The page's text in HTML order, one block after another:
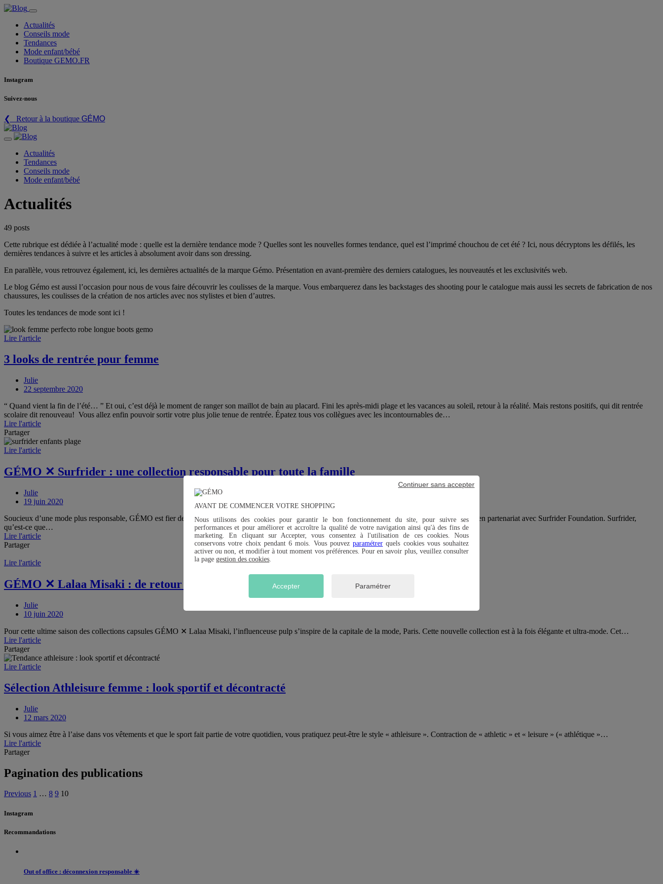
Actualités
Conseils mode
Tendances
Mode enfant/bébé
Boutique GEMO.FR
Instagram
Suivez-nous
❮ Retour à la boutique GÉMO
Actualités
Tendances
Conseils mode
Mode enfant/bébé
Actualités
49 posts
Cette rubrique est dédiée à l’actualité mode : quelle est la dernière tendance mode ? Quelles sont les nouvelles formes tendance, quel est l’imprimé chouchou de cet été ? Ici, nous décryptons les défilés, les
dernières tendances à suivre et les articles à absolument avoir dans son dressing.
En parallèle, vous retrouvez également, ici, les dernières actualités de la marque Gémo. Présentation en avant-première des derniers catalogues, les nouveautés et les exclusivités web.
Le blog Gémo est aussi l’occasion pour nous de vous faire découvrir les coulisses de la marque. Vous embarquerez dans les backstages des shooting pour le catalogue mais aussi les secrets de fabrication de nos
chaussures, les coulisses de la création de nos articles avec nos stylistes et bien d’autres.
Toutes les tendances de mode sont ici !
Lire l'article
3 looks de rentrée pour femme
Julie
22 septembre 2020
“ Quand vient la fin de l’été… ” Et oui, c’est déjà le moment de ranger son maillot de bain au placard. Fini les après-midi plage et les vacances au soleil, retour à la réalité. Mais restons positifs, qui dit rentrée
scolaire dit renouveau! Vous allez enfin pouvoir sortir votre plus jolie tenue de rentrée. Épatez tous vos collègues avec les incontournables de…
Lire l'article
Partager
Lire l'article
GÉMO ✕ Surfrider : une collection responsable pour toute la famille
Julie
19 juin 2020
Soucieux d’une mode plus responsable, GÉMO est fier de présenter sa nouvelle collection bain éco responsable en polyester recyclé et coton biologique en partenariat avec Surfrider Foundation. Surfrider,
qu’est-ce que…
Lire l'article
Partager
Lire l'article
GÉMO ✕ Lalaa Misaki : de retour pour l’été 2020 !
Julie
10 juin 2020
Pour cette ultime saison des collections capsules GÉMO ✕ Lalaa Misaki, l’influenceuse pulp s’inspire de la capitale de la mode, Paris. Cette nouvelle collection est à la fois élégante et ultra-mode.​ Cet…
Lire l'article
Partager
Lire l'article
Sélection Athleisure femme : look sportif et décontracté
Julie
12 mars 2020
Si vous aimez être à l’aise dans vos vêtements et que le sport fait partie de votre quotidien, vous pratiquez peut-être le style « athleisure ». Contraction de « athletic » et « leisure » (« athlétique »…
Lire l'article
Partager
Pagination des publications
Previous 1 … 8 9 10
Instagram
Recommandations
Out of office : déconnexion responsable ☀️
AVANT DE COMMENCER VOTRE SHOPPING
Nous utilisons des cookies pour garantir le bon fonctionnement du site, pour suivre ses
performances et pour améliorer et accroître la qualité de votre navigation ainsi qu'à des fins de
marketing. En cliquant sur Accepter, vous consentez à l'utilisation de ces cookies. Nous
conservons votre choix pendant 6 mois. Vous pouvez paramétrer quels cookies vous souhaitez
activer ou non, et modifier à tout moment vos préférences. Pour en savoir plus, veuillez consulter
la page gestion des cookies
Accepter
Continuer sans accepter
Paramétrer